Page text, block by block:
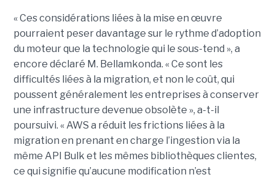
« Ces considérations liées à la mise en œuvre
pourraient peser davantage sur le rythme d’adoption
du moteur que la technologie qui le sous-tend », a
encore déclaré M. Bellamkonda. « Ce sont les
difficultés liées à la migration, et non le coût, qui
poussent généralement les entreprises à conserver
une infrastructure devenue obsolète », a-t-il
poursuivi. « AWS a réduit les frictions liées à la
migration en prenant en charge l’ingestion via la
même API Bulk et les mêmes bibliothèques clientes,
ce qui signifie qu’aucune modification n’est